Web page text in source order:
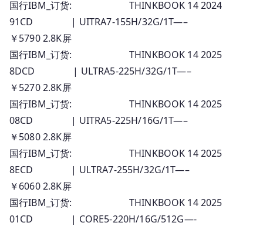
国行IBM_订货: THINKBOOK 14 2024
91CD | UITRA7-155H/32G/1T—–
￥5790 2.8K屏
国行IBM_订货: THINKBOOK 14 2025
8DCD | ULTRA5-225H/32G/1T—–
￥5270 2.8K屏
国行IBM_订货: THINKBOOK 14 2025
08CD | UITRA5-225H/16G/1T—–
￥5080 2.8K屏
国行IBM_订货: THINKBOOK 14 2025
8ECD | ULTRA7-255H/32G/1T—–
￥6060 2.8K屏
国行IBM_订货: THINKBOOK 14 2025
01CD | CORE5-220H/16G/512G—-